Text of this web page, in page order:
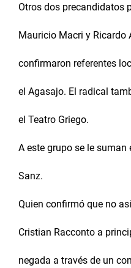
Otros dos precandidatos
Mauricio Macri y Ricardo
confirmaron referentes
el Agasajo. El radical
el Teatro Griego.
A este grupo se le suman
Sanz.
Quien confirmó que no
Cristian Racconto a
negada a través de un